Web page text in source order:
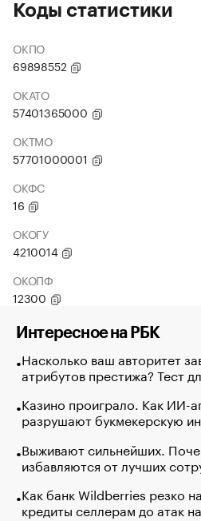
Коды статистики
ОКПО
69898552
ОКАТО
57401365000
ОКТМО
57701000001
ОКФС
16
ОКОГУ
4210014
ОКОПФ
12300
Интересное на РБК
Насколько ваш авторитет
атрибутов престижа? Тест
Казино проиграло. Как ИИ-
разрушают букмекерскую
Выживают сильнейших.
избавляются от лучших
Как банк Wildberries резко
кредиты селлерам до атак